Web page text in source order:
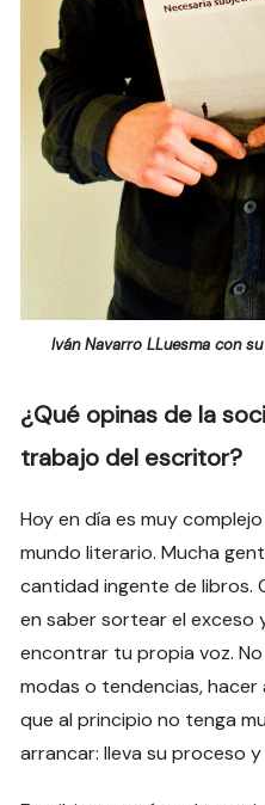
Iván Navarro LLuesma con
¿Qué opinas de la
trabajo del escritor?
Hoy en día es muy
mundo literario. Mucha
cantidad ingente de libros.
en saber sortear el exceso
encontrar tu propia voz.
modas o tendencias, hacer
que al principio no tenga
arrancar: lleva su proceso